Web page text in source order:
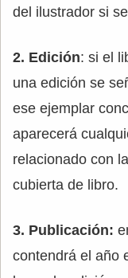
del ilustrador si
2. Edición: si el
una edición se
ese ejemplar
aparecerá
relacionado con
cubierta de libro.
3. Publicación:
contendrá el año